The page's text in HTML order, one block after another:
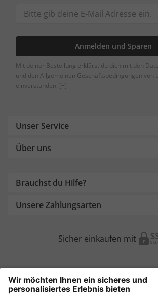
Anmelden und Sparen
Mit deiner Bestellung erklärst du dich mit den
und den Allgemeinen Geschäftsbedingungen von
einverstanden. [+]
Unser Service
Über uns
Brauchst du Hilfe?
Unsere Zahlungsarten
Sicher einkaufen mit
Weitere Onlineshops